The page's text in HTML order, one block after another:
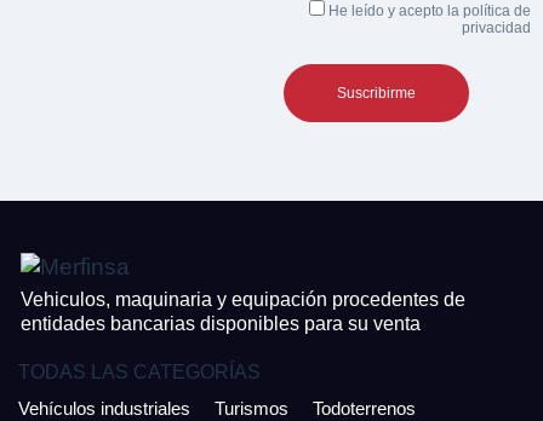
He leído y acepto la política de
privacidad
Vehiculos, maquinaria y equipación procedentes de
entidades bancarias disponibles para su venta
TODAS LAS CATEGORÍAS
Vehículos industriales
Turismos Todoterrenos